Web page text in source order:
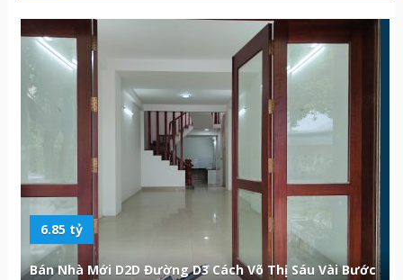
6.85 tỷ
Bán Nhà Mới D2D Đường D3 Cách Võ Thị Sáu Vài Bước